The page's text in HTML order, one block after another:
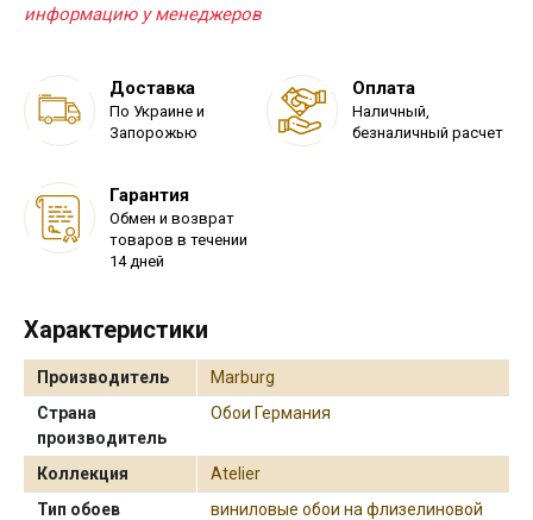
информацию у менеджеров
Доставка
По Украине и
Запорожью
Оплата
Наличный,
безналичный расчет
Гарантия
Обмен и возврат
товаров в течении
14 дней
Характеристики
Производитель
Marburg
Страна
производитель
Обои Германия
Коллекция
Atelier
Тип обоев
виниловые обои на флизелиновой